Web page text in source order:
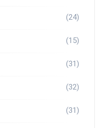
(24)
(15)
(31)
(32)
(31)